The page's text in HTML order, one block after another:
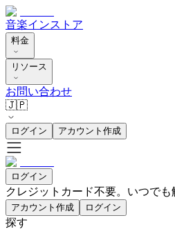
音楽インストア
料金
リソース
お問い合わせ
🇯🇵
ログイン アカウント作成
ログイン
クレジットカード不要。いつでも
アカウント作成 ログイン
探す